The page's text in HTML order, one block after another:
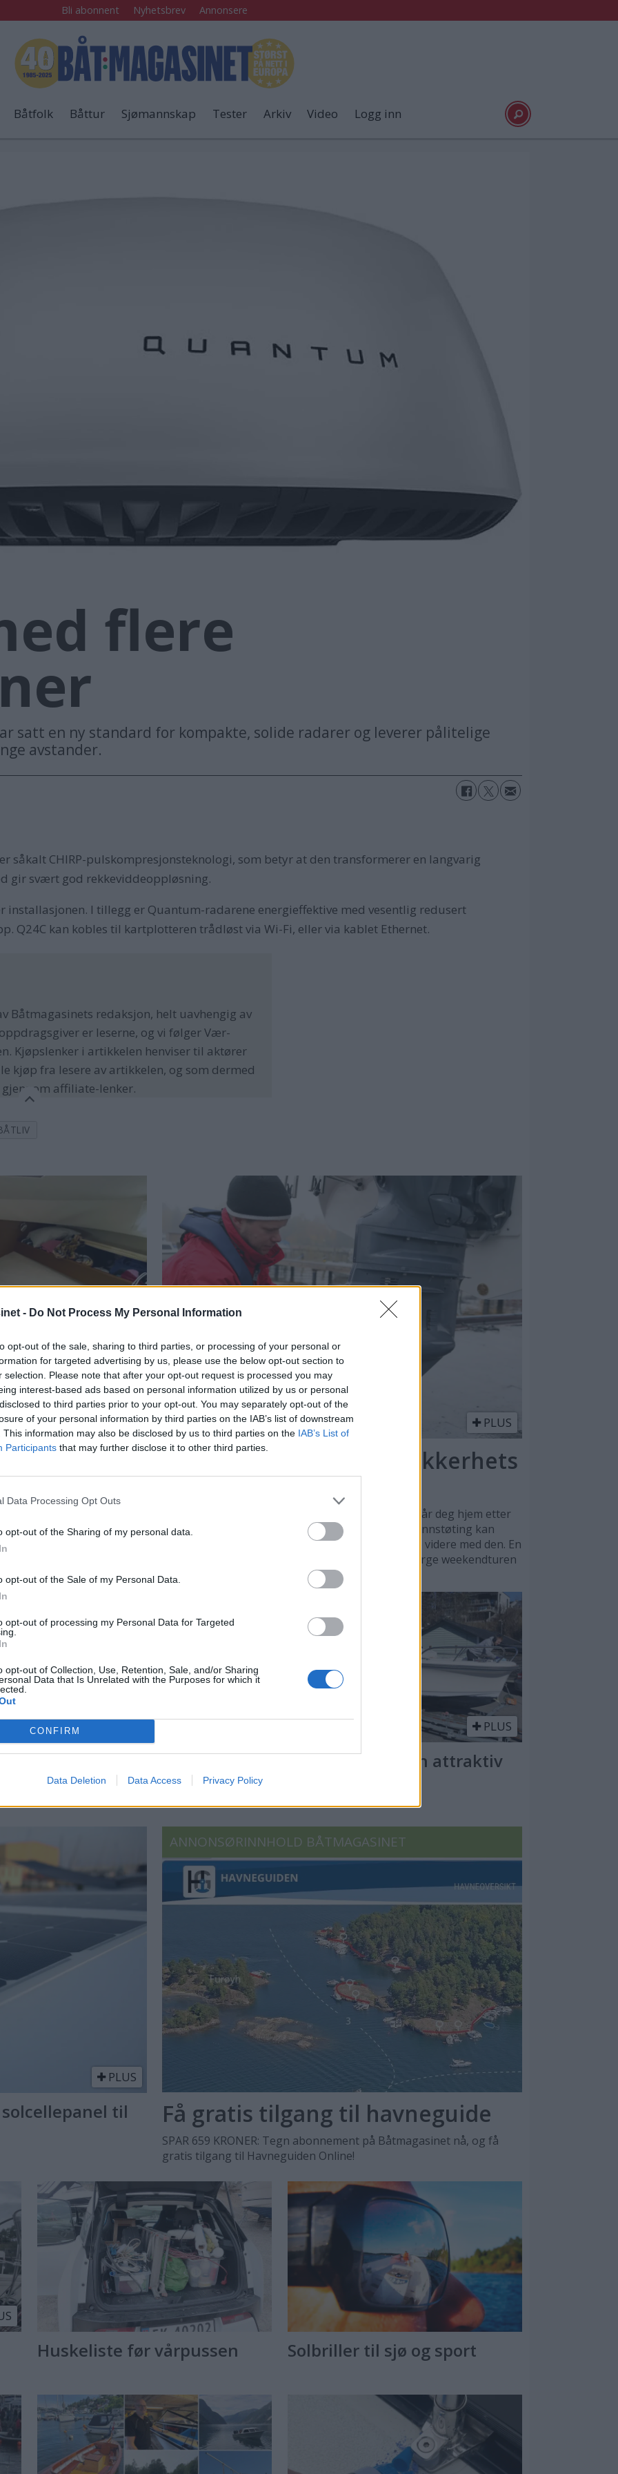
- Do Not Process My Personal Information
opt-out of the sale, sharing to third parties, or processing of your personal or
for targeted advertising by us, please use the below opt-out section to
selection. Please note that after your opt-out request is processed you may
interest-based ads based on personal information utilized by us or personal
to third parties prior to your opt-out. You may separately opt-out of the
of your personal information by third parties on the IAB’s list of downstream
This information may also be disclosed by us to third parties on the IAB’s List of
Participants that may further disclose it to other third parties.
Data Processing Opt Outs
opt-out of the Sharing of my personal data.
opt-out of the Sale of my Personal Data.
opt-out of processing my Personal Data for Targeted
opt-out of Collection, Use, Retention, Sale, and/or Sharing
Data that Is Unrelated with the Purposes for which it
CONFIRM
Data Deletion Data Access Privacy Policy
Bli abonnent Nyhetsbrev Annonsere
Båtfolk Båttur Sjømannskap Tester Arkiv Video Logg inn
flere
satt en ny standard for kompakte, solide radarer og leverer pålitelige
avstander.
såkalt CHIRP-pulskompresjonsteknologi, som betyr at den transformerer en langvarig
gir svært god rekkeviddeoppløsning.
installasjonen. I tillegg er Quantum-radarene energieffektive med vesentlig redusert
Q24C kan kobles til kartplotteren trådløst via Wi-Fi, eller via kablet Ethernet.
Båtmagasinets redaksjon, helt uavhengig av
er leserne, og vi følger Vær-
Kjøpslenker i artikkelen henviser til aktører
kjøp fra lesere av artikkelen, og som dermed
affiliate-lenker.
PLUS
bord
for søvnen om
søvnkomforten i
PLUS
En ekstra propell – for sikkerhets
skyld
En billig reservepropell kan være redningen som får deg hjem etter
et ublidt møte med moder jord. Selv en mindre grunnstøting kan
skade propellen såpass mye at man ikke bør kjøre videre med den. En
aluminiumpropell til rundt to tusen kroner kan berge weekendturen
– og få deg hjem.
Slutt på kabelkaos - vi
polerer trådløst
PLUS
Slik gjør du båten attraktiv
PLUS
til
ANNONSØRINNHOLD BÅTMAGASINET
Få gratis tilgang til havneguide
SPAR 659 KRONER: Tegn abonnement på Båtmagasinet nå, og få
gratis tilgang til Havneguiden Online!
Huskeliste før vårpussen Solbriller til sjø og sport